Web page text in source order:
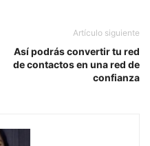
Artículo siguiente
Así podrás convertir tu red
de contactos en una red de
confianza